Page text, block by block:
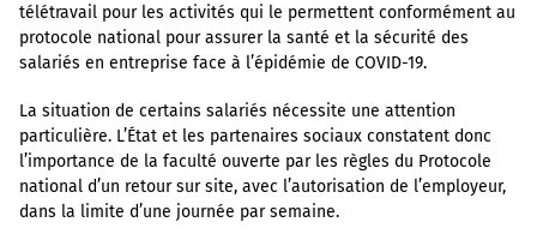
télétravail pour les activités qui le permettent conformément au
protocole national pour assurer la santé et la sécurité des
salariés en entreprise face à l’épidémie de COVID-19.
La situation de certains salariés nécessite une attention
particulière. L’État et les partenaires sociaux constatent donc
l’importance de la faculté ouverte par les règles du Protocole
national d’un retour sur site, avec l’autorisation de l’employeur,
dans la limite d’une journée par semaine.